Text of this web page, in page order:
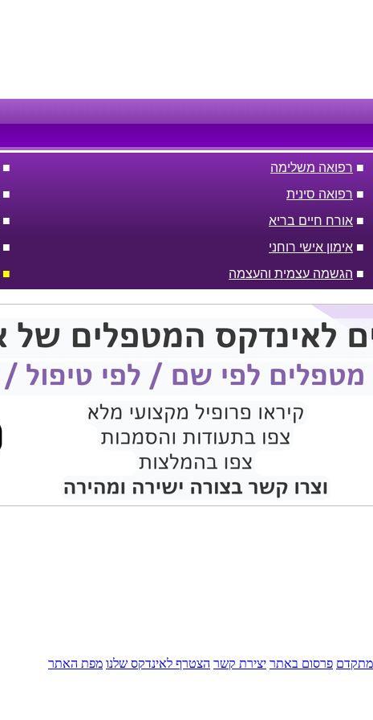
■ רפואה משלימה ■
■ רפואה סינית ■
■ אורח חיים בריא ■
■ אימון אישי רוחני ■
■ הגשמה עצמית והעצמה ■
מתקדם פרסום באתר יצירת קשר הצטרף לאינדקס שלנו מפת האתר